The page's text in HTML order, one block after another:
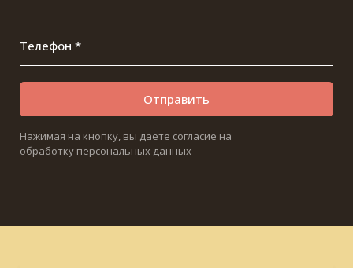
Телефон *
Отправить
Нажимая на кнопку, вы даете согласие на
обработку персональных данных